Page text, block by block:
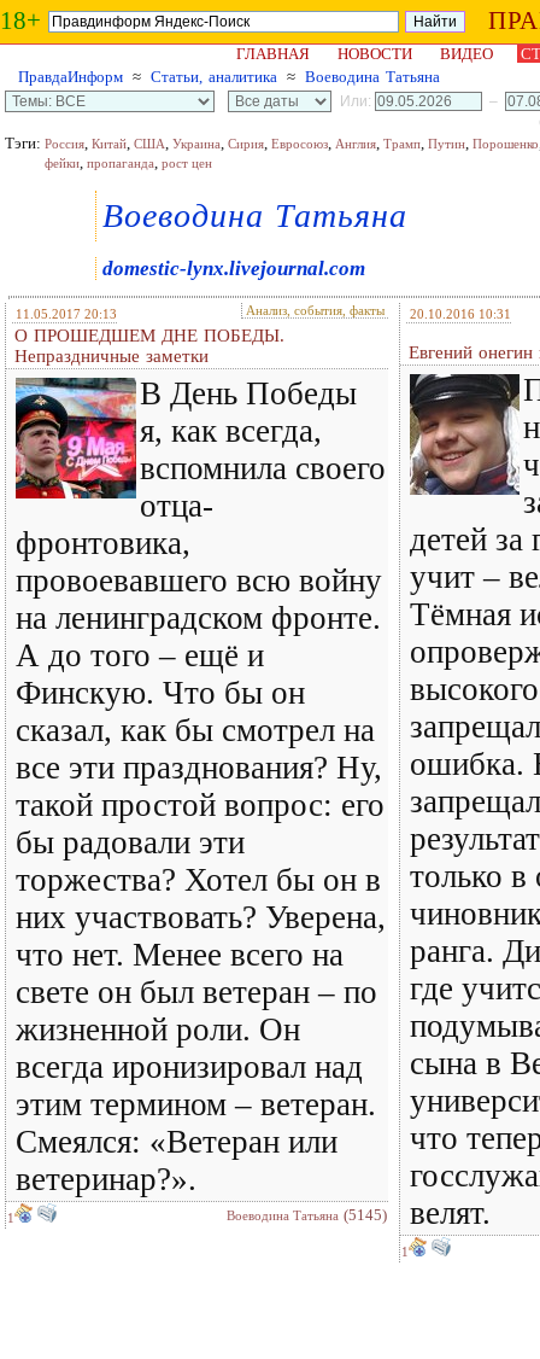
18+
ГЛАВНАЯ НОВОСТИ ВИДЕО
ПравдаИнформ ≈ Статьи, аналитика ≈ Воеводина Татьяна
Или:
–
Тэги: Россия, Китай, США, Украина, Сирия, Евросоюз, Англия, Трамп, Путин, Порошенко
фейки, пропаганда, рост цен
Воеводина Татьяна
domestic-lynx.livejournal.com
11.05.2017 20:13 Анализ, события, факты
О ПРОШЕДШЕМ ДНЕ ПОБЕДЫ.
Непраздничные заметки
В День Победы
я, как всегда,
вспомнила своего
отца-
фронтовика,
провоевавшего всю войну
на ленинградском фронте.
А до того – ещё и
Финскую. Что бы он
сказал, как бы смотрел на
все эти празднования? Ну,
такой простой вопрос: его
бы радовали эти
торжества? Хотел бы он в
них участвовать? Уверена,
что нет. Менее всего на
свете он был ветеран – по
жизненной роли. Он
всегда иронизировал над
этим термином – ветеран.
Смеялся: «Ветеран или
ветеринар?».
1 Воеводина Татьяна (5145)
20.10.2016 10:31
Евгений
детей за
учит –
Тёмная
ошибка.
только
ранга.
где
сына в
что
велят.
1